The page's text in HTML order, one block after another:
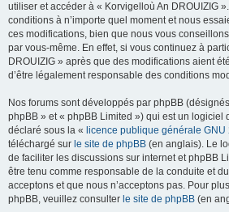
utiliser et accéder à « Korvigelloù An DROUIZIG
conditions à n’importe quel moment et nous
ces modifications, bien que nous vous
par vous-même. En effet, si vous continuez à
DROUIZIG » après que des modifications aient
d’être légalement responsable des conditions
Nos forums sont développés par phpBB
phpBB » et « phpBB Limited ») qui est un logiciel
déclaré sous la « licence publique générale GNU
téléchargé sur le site de phpBB (en anglais). Le
de faciliter les discussions sur internet et phpBB
être tenu comme responsable de la conduite et
acceptons et que nous n’acceptons pas. Pour
phpBB, veuillez consulter le site de phpBB (en